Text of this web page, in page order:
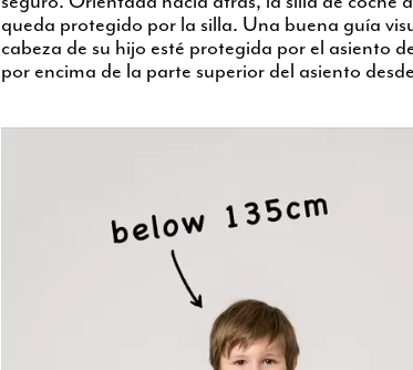
queda protegido por la silla. Una buena guía
cabeza de su hijo esté protegida por el asiento
por encima de la parte superior del asiento